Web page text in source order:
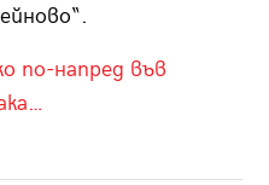
по-напред във